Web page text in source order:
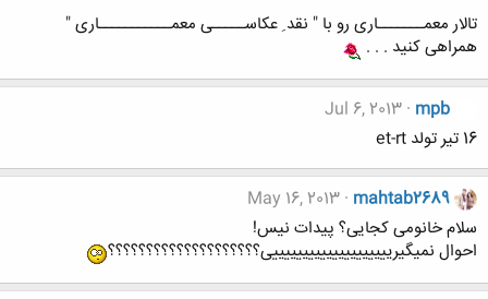
تالار معمـــــــاری رو با " نقد ِ عکاســـــی معمـــــــــــاری "
همراهی کنید . . .
mpb
Jul 6, 2013
16 تیر تولد et-rt
mahtab2689
May 16, 2013
سلام خانومی کجایی؟ پیدات نیس!
احوال نمیگیرییییییییییییییییییییی؟؟؟؟؟؟؟؟؟؟؟؟؟؟؟؟؟؟؟؟